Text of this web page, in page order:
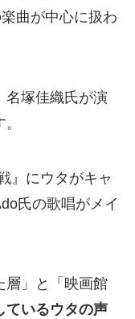
曲が中心に扱わ
名塚佳織氏が演
』にウタがキャ
氏の歌唱がメイ
層」と「映画館
ているウタの声